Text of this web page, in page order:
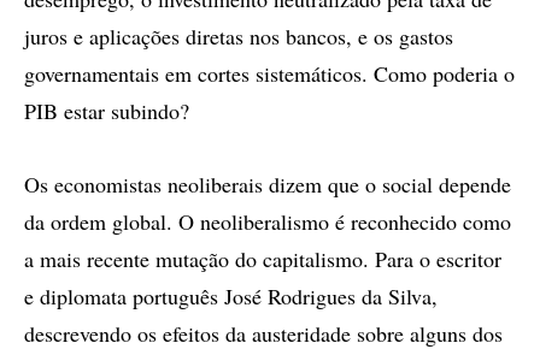
juros e aplicações diretas nos bancos, e os gastos
governamentais em cortes sistemáticos. Como poderia o
PIB estar subindo?
Os economistas neoliberais dizem que o social depende
da ordem global. O neoliberalismo é reconhecido como
a mais recente mutação do capitalismo. Para o escritor
e diplomata português José Rodrigues da Silva,
descrevendo os efeitos da austeridade sobre alguns dos